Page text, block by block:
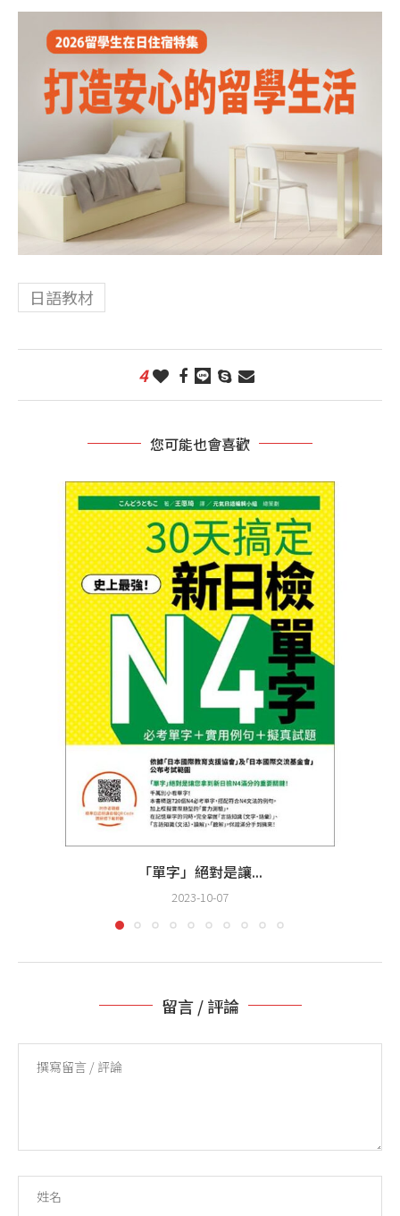
日語教材
4
您可能也會喜歡
「單字」絕對是讓...
2023-10-07
留言 / 評論